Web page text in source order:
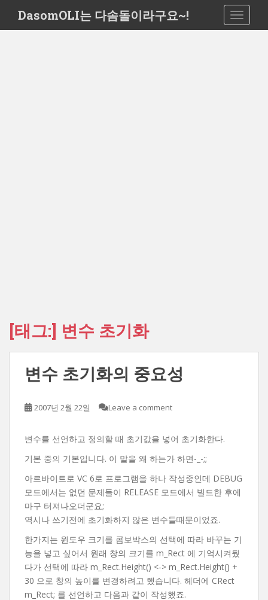
i
DasomOLI는 다솜돌이라구요~!
[태그:] 변수 초기화
변수 초기화의 중요성
2007년 2월 22일 Leave a comment
변수를 선언하고 정의할 때 초기값을 넣어 초기화한다.
기본 중의 기본입니다. 이 말을 왜 하는가 하면-_-;;
아르바이트로 VC 6로 프로그램을 하나 작성중인데 DEBUG
모드에서는 없던 문제들이 RELEASE 모드에서 빌드한 후에
마구 터져나오더군요;
역시나 쓰기전에 초기화하지 않은 변수들때문이었죠.
한가지는 윈도우 크기를 콤보박스의 선택에 따라 바꾸는 기
능을 넣고 싶어서 원래 창의 크기를 m_Rect 에 기억시켜뒀
다가 선택에 따라 m_Rect.Height() <-> m_Rect.Height() +
30 으로 창의 높이를 변경하려고 했습니다. 헤더에 CRect
m_Rect; 를 선언하고 다음과 같이 작성했죠.